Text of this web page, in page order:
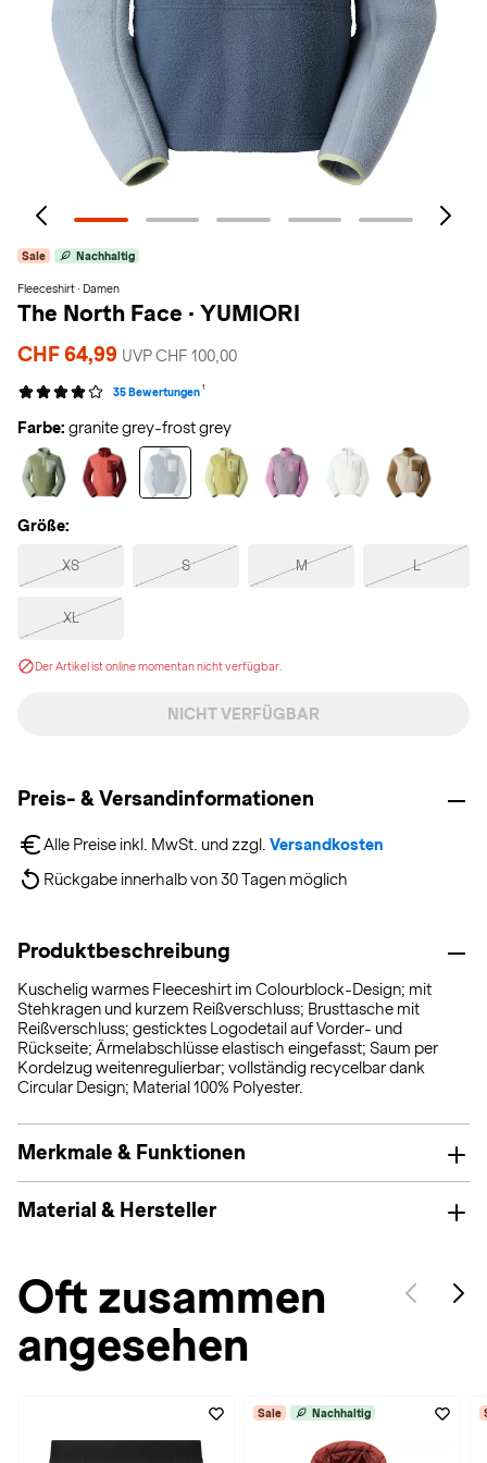
Sale Nachhaltig
Fleeceshirt · Damen
The North Face · YUMIORI
CHF 64,99 UVP CHF 100,00
35 Bewertungen 1
Farbe: granite grey-frost grey
Größe:
XS S M L
XL
Der Artikel ist online momentan nicht verfügbar.
NICHT VERFÜGBAR
Preis- & Versandinformationen
Alle Preise inkl. MwSt. und zzgl. Versandkosten
Rückgabe innerhalb von 30 Tagen möglich
Produktbeschreibung
Kuschelig warmes Fleeceshirt im Colourblock-Design; mit
Stehkragen und kurzem Reißverschluss; Brusttasche mit
Reißverschluss; gesticktes Logodetail auf Vorder- und
Rückseite; Ärmelabschlüsse elastisch eingefasst; Saum per
Kordelzug weitenregulierbar; vollständig recycelbar dank
Circular Design; Material 100% Polyester.
Merkmale & Funktionen
Material & Hersteller
Oft zusammen
angesehen
Sale Nachhaltig